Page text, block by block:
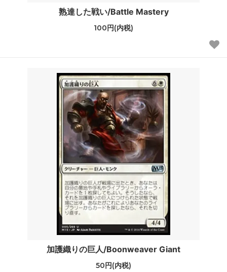
熟達した戦い/Battle Mastery
100円(内税)
加護織りの巨人/Boonweaver Giant
50円(内税)